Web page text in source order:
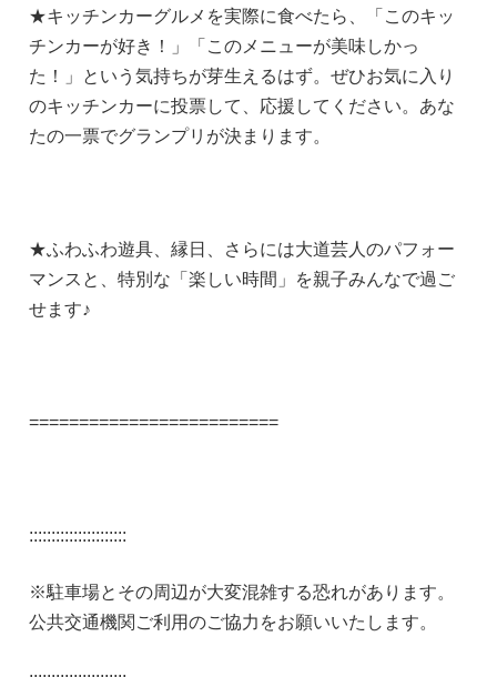
★キッチンカーグルメを実際に食べたら、「このキッ
チンカーが好き！」「このメニューが美味しかっ
た！」という気持ちが芽生えるはず。ぜひお気に入り
のキッチンカーに投票して、応援してください。あな
たの一票でグランプリが決まります。
★ふわふわ遊具、縁日、さらには大道芸人のパフォー
マンスと、特別な「楽しい時間」を親子みんなで過ご
せます♪
=========================
::::::::::::::::::::::
※駐車場とその周辺が大変混雑する恐れがあります。
公共交通機関ご利用のご協力をお願いいたします。